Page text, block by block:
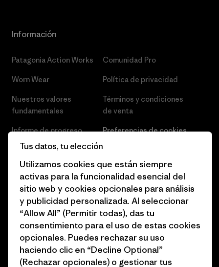
Información
Patagonia Action Works
Worn Wear
Nuestros valores
fundamentales
Informe de progreso
Business Unusual
Objetivos climáticos
1% for the Planet
Cómo financiamos
Tarjetas regalo
Encuentra una tienda
Comunidad Pro
Política de privacidad
Términos y condiciones
de venta
Preferencias de cookies
Empleo
Prensa
Programa para profesionales
del sector
Programa de afiliados
Mapa del sitio Patagonia
España
Tus datos, tu elección
Utilizamos cookies que están siempre
activas para la funcionalidad esencial del
sitio web y cookies opcionales para análisis
y publicidad personalizada. Al seleccionar
“Allow All” (Permitir todas), das tu
consentimiento para el uso de estas cookies
opcionales. Puedes rechazar su uso
haciendo clic en “Decline Optional”
(Rechazar opcionales) o gestionar tus